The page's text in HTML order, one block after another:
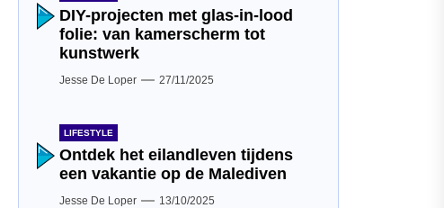
DIY-projecten met glas-in-lood
folie: van kamerscherm tot
kunstwerk
Jesse De Loper 27/11/2025
LIFESTYLE
Ontdek het eilandleven tijdens
een vakantie op de Malediven
Jesse De Loper 13/10/2025